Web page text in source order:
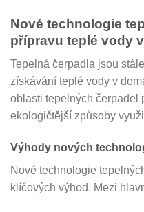
Nové technologie
přípravu teplé vody
Tepelná čerpadla jsou
získávání teplé vody v
oblasti tepelných čerpadel
ekologičtější způsoby
Výhody nových
Nové technologie
klíčových výhod. Mezi